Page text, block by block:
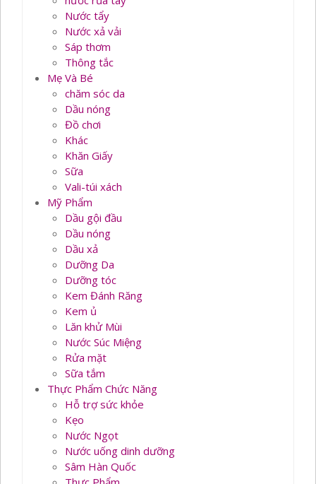
Nước tẩy
Nước xả vải
Sáp thơm
Thông tắc
Mẹ Và Bé
chăm sóc da
Dầu nóng
Đồ chơi
Khác
Khăn Giấy
Sữa
Vali-túi xách
Mỹ Phẩm
Dầu gội đầu
Dầu nóng
Dầu xả
Dưỡng Da
Dưỡng tóc
Kem Đánh Răng
Kem ủ
Lăn khử Mùi
Nước Súc Miệng
Rửa mặt
Sữa tắm
Thực Phẩm Chức Năng
Hỗ trợ sức khỏe
Kẹo
Nước Ngọt
Nước uống dinh dưỡng
Sâm Hàn Quốc